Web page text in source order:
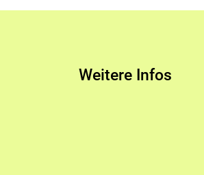
Weitere Infos